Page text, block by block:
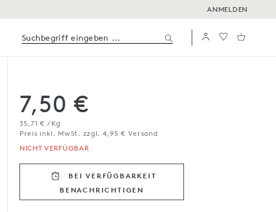
ANMELDEN
NICHT VERFÜGBAR
7,50 €
35,71 € / Kg
Preis inkl. MwSt. zzgl. 4,95 € Versand
BEI VERFÜGBARKEIT
BENACHRICH­TIGEN